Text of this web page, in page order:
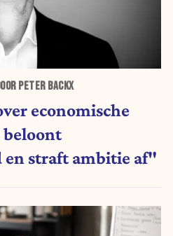
PETER BACKX
economische
straft ambitie af"